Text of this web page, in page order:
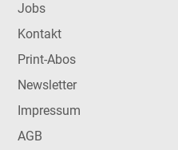
Jobs
Kontakt
Print-Abos
Newsletter
Impressum
AGB